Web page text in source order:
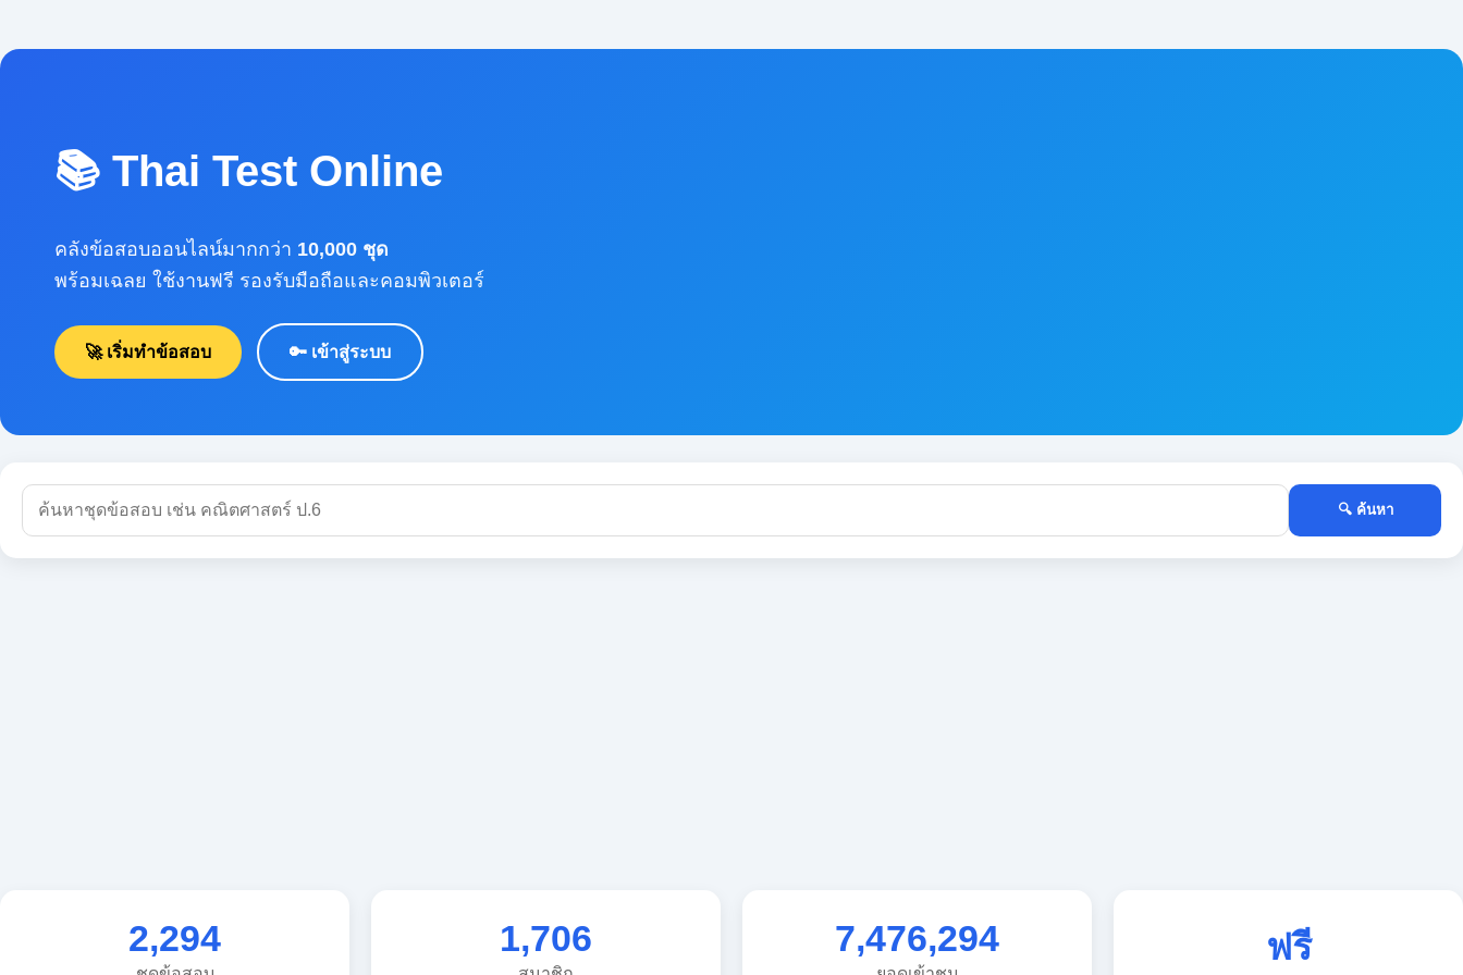
📚 Thai Test Online
คลังข้อสอบออนไลน์มากกว่า10,000 ชุด
พร้อมเฉลย ใช้งานฟรี รองรับมือถือและคอมพิวเตอร์
🚀 เริ่มทำข้อสอบ 🔑 เข้าสู่ระบบ
2,294
ชุดข้อสอบ
1,706
สมาชิก
7,476,294
ยอดเข้าชม
ฟรี
ใช้งานตลอด 24 ชั่วโมง